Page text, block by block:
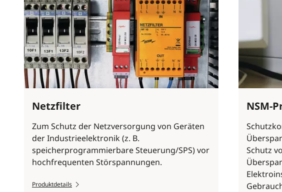
Netzfilter
Zum Schutz der Netzversorgung von Geräten
der Industrieelektronik (z. B.
speicherprogrammierbare Steuerung/SPS) vor
hochfrequenten Störspannungen.
Produktdetails
NSM-
Schutz